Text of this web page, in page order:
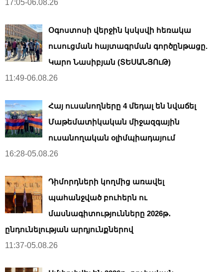
17:05-06.08.26
Օգոստոսի վերջին կսկսվի հեռակա
ուսուցման հայտագրման գործընթացը.
Կարո Նասիբյան (ՏԵՍԱՆՅՈւԹ)
11:49-06.08.26
Հայ ուսանողները 4 մեդալ են նվաճել
Մաթեմատիկական միջազգային
ուսանողական օլիմպիադայում
16:28-05.08.26
Դիմորդների կողմից առավել
պահանջված բուհերն ու
մասնագիտությունները 2026թ․
ընդունելության արդյունքներով
11:37-05.08.26